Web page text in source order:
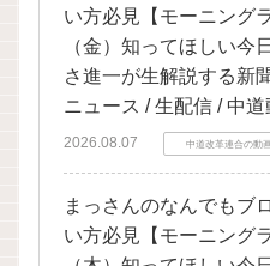
い方必見【モーニング
（金）知ってほしい今
さ進一が生解説する新
ニュース / 生配信 / 中
2026.08.07 中道改革連合の動
まっさんのなんでもブ
い方必見【モーニング